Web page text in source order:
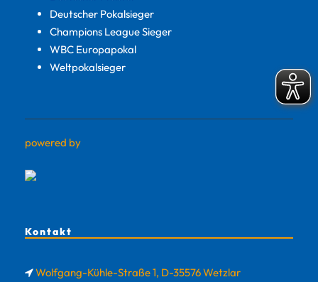
Deutscher Pokalsieger
Champions League Sieger
WBC Europapokal
Weltpokalsieger
powered by
Kontakt
Wolfgang-Kühle-Straße 1, D-35576 Wetzlar